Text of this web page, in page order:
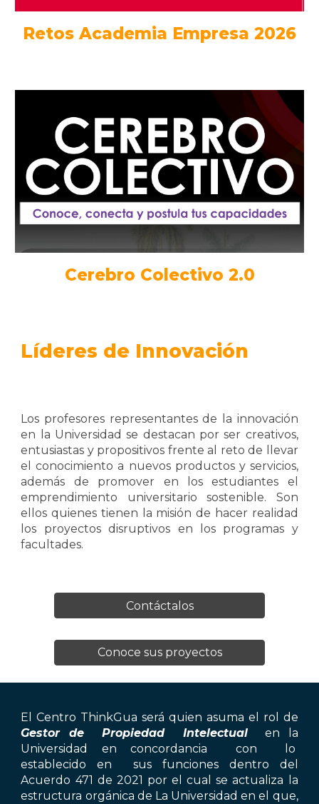
Retos Academia Empresa 2026
Cerebro Colectivo 2.0
Líderes de Innovación
Los profesores representantes de la innovación
en la Universidad se destacan por ser creativos,
entusiastas y propositivos frente al reto de llevar
el conocimiento a nuevos productos y servicios,
además de promover en los estudiantes el
emprendimiento universitario sostenible. Son
ellos quienes tienen la misión de hacer realidad
los proyectos disruptivos en los programas y
facultades.
Contáctalos
Conoce sus proyectos
El Centro ThinkGua será quien asuma el rol de
Gestor de Propiedad Intelectual
en la
Universidad en concordancia con lo
establecido en sus funciones dentro del
Acuerdo 471 de 2021 por el cual se actualiza la
estructura orgánica de La Universidad en el que,